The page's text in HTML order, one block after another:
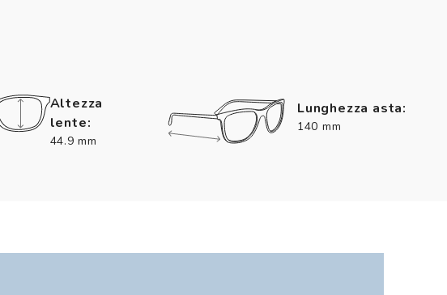
Altezza
lente:
44.9 mm
Lunghezza asta:
140 mm